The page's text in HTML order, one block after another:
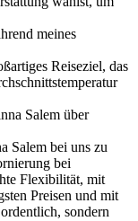
meines
Reiseziel, das
Salem über
Salem bei uns zu
bei
Flexibilität, mit
Preisen und mit
sondern